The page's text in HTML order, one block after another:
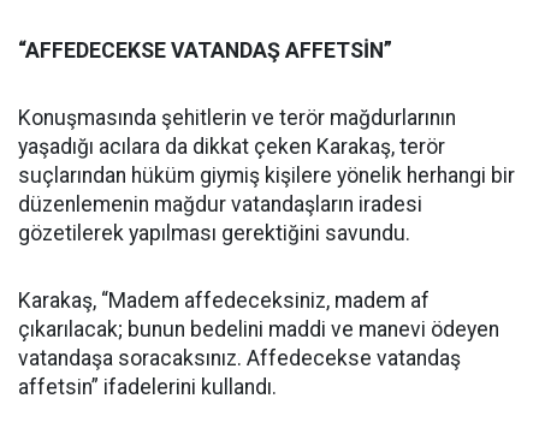
“AFFEDECEKSE VATANDAŞ AFFETSİN”
Konuşmasında şehitlerin ve terör mağdurlarının
yaşadığı acılara da dikkat çeken Karakaş, terör
suçlarından hüküm giymiş kişilere yönelik herhangi bir
düzenlemenin mağdur vatandaşların iradesi
gözetilerek yapılması gerektiğini savundu.
Karakaş, “Madem affedeceksiniz, madem af
çıkarılacak; bunun bedelini maddi ve manevi ödeyen
vatandaşa soracaksınız. Affedecekse vatandaş
affetsin” ifadelerini kullandı.